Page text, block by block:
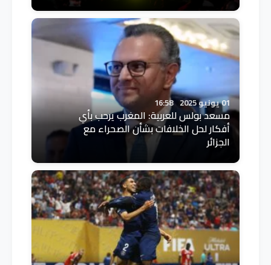
01 يونيو 2025 16:58
مسعد بولس للعربية: المغرب يرحب بأي
أفكار لحل الخلافات بشأن الصحراء مع
الجزائر